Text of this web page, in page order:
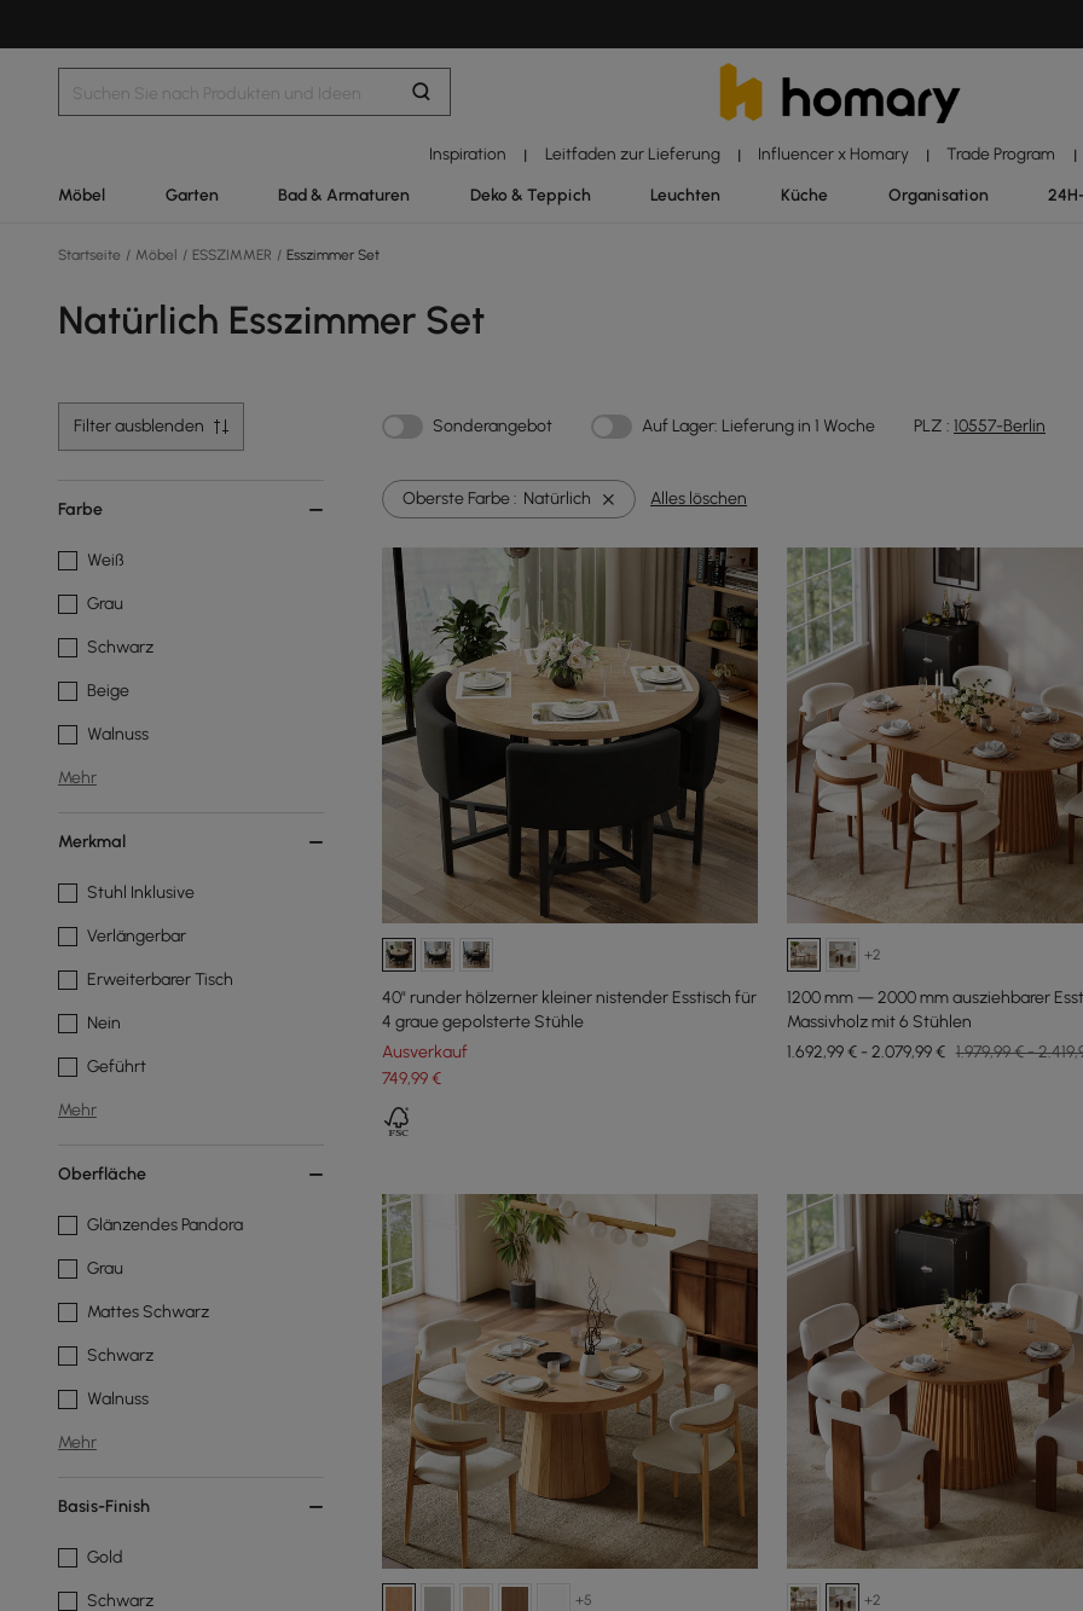
Inspiration | Leitfaden zur Lieferung | Influencer x Homary | Trade Program |
Möbel Garten Bad & Armaturen Deko & Teppich Leuchten Küche Organisation
Startseite / Möbel / ESSZIMMER / Esszimmer Set
Natürlich Esszimmer Set
Filter ausblenden Sonderangebot Auf Lager: Lieferung in 1 Woche PLZ : 10557-Berlin
Farbe
Weiß
Grau
Schwarz
Beige
Walnuss
Mehr
Merkmal
Stuhl Inklusive
Verlängerbar
Erweiterbarer Tisch
Nein
Geführt
Mehr
Oberfläche
Glänzendes Pandora
Grau
Mattes Schwarz
Schwarz
Walnuss
Mehr
Basis-Finish
Gold
Schwarz
Oberste Farbe : Natürlich Alles löschen
40" runder hölzerner kleiner nistender Esstisch für
4 graue gepolsterte Stühle
Ausverkauf
749,99€
+2
1200 mm — 2000 mm ausziehbarer
Massivholz mit 6 Stühlen
1.692,99 € - 2.079,99 € 1.979,99 € -
+5 +2